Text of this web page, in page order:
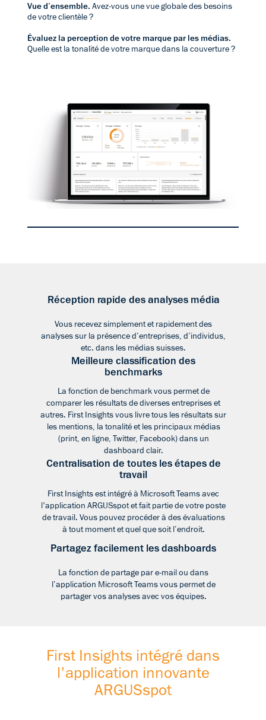
Vue d’ensemble. Avez-vous une vue globale des besoins
de votre clientèle ?
Évaluez la perception de votre marque par les médias.
Quelle est la tonalité de votre marque dans la couverture ?
Réception rapide des analyses média
Vous recevez simplement et rapidement des
analyses sur la présence d’entreprises, d’individus,
etc. dans les médias suisses.
Meilleure classification des
benchmarks
La fonction de benchmark vous permet de
comparer les résultats de diverses entreprises et
autres. First Insights vous livre tous les résultats sur
les mentions, la tonalité et les principaux médias
(print, en ligne, Twitter, Facebook) dans un
dashboard clair.
Centralisation de toutes les étapes de
travail
First Insights est intégré à Microsoft Teams avec
l'application ARGUSspot et fait partie de votre poste
de travail. Vous pouvez procéder à des évaluations
à tout moment et quel que soit l’endroit.
Partagez facilement les dashboards
La fonction de partage par e-mail ou dans
l’application Microsoft Teams vous permet de
partager vos analyses avec vos équipes.
First Insights intégré dans
l'application innovante
ARGUSspot